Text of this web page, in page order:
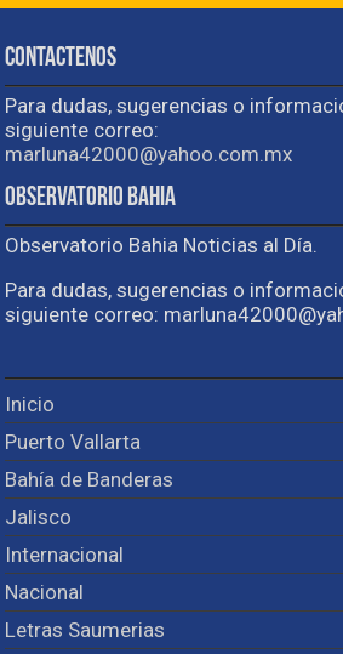
Contactenos
Para dudas, sugerencias o
siguiente correo:
marluna42000@yahoo.com.mx
Observatorio Bahia
Observatorio Bahia Noticias al Día.
Para dudas, sugerencias o
siguiente correo:
Inicio
Puerto Vallarta
Bahía de Banderas
Jalisco
Internacional
Nacional
Letras Saumerias